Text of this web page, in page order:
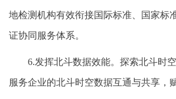
地检测机构有效衔接国际标准、国家标
证协同服务体系。
6.发挥北斗数据效能。探索北斗时
服务企业的北斗时空数据互通与共享，